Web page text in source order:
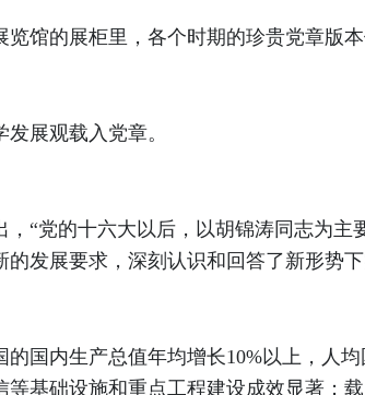
的展柜里，各个时期的珍贵党章版本
展观载入党章。
党的十六大以后，以胡锦涛同志为主
发展要求，深刻认识和回答了新形势
内生产总值年均增长10%以上，人均
等基础设施和重点工程建设成效显著；